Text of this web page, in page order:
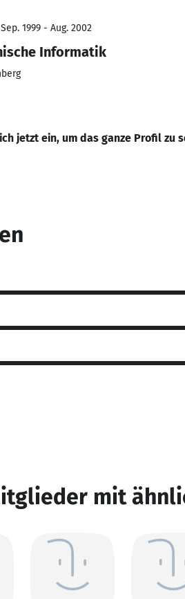
1999 - Aug. 2002
Informatik
jetzt ein, um das ganze Profil zu
mit